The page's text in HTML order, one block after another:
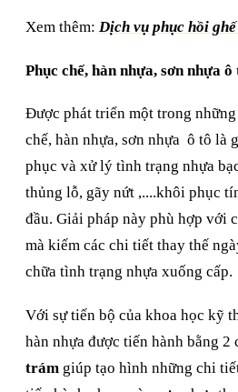
Xem thêm: Dịch vụ phục hồi
Phục chế, hàn nhựa, sơn nhựa ô
Được phát triển một trong
chế, hàn nhựa, sơn nhựa ô tô là
phục và xử lý tình trạng nhựa
thủng lỗ, gãy nứt ,....khôi phục
đầu. Giải pháp này phù hợp với
mà kiếm các chi tiết thay thế
chữa tình trạng nhựa xuống cấp.
Với sự tiến bộ của khoa học kỹ
hàn nhựa được tiến hành bằng 2
trám giúp tạo hình những chi